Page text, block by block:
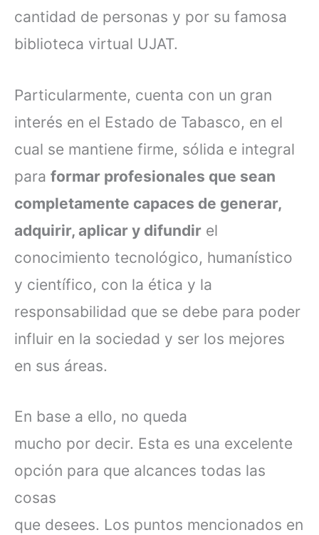
cantidad de personas y por su famosa
biblioteca virtual UJAT.
Particularmente, cuenta con un gran
interés en el Estado de Tabasco, en el
cual se mantiene firme, sólida e integral
para formar profesionales que sean
completamente capaces de generar,
adquirir, aplicar y difundir el
conocimiento tecnológico, humanístico
y científico, con la ética y la
responsabilidad que se debe para poder
influir en la sociedad y ser los mejores
en sus áreas.
En base a ello, no queda
mucho por decir. Esta es una excelente
opción para que alcances todas las
cosas
que desees. Los puntos mencionados en